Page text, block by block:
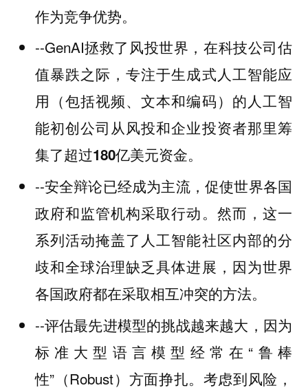
作为竞争优势。
--GenAI拯救了风投世界，在科技公司估
值暴跌之际，专注于生成式人工智能应
用（包括视频、文本和编码）的人工智
能初创公司从风投和企业投资者那里筹
集了超过180亿美元资金。
--安全辩论已经成为主流，促使世界各国
政府和监管机构采取行动。然而，这一
系列活动掩盖了人工智能社区内部的分
歧和全球治理缺乏具体进展，因为世界
各国政府都在采取相互冲突的方法。
--评估最先进模型的挑战越来越大，因为
标准大型语言模型经常在“鲁棒
性”（Robust）方面挣扎。考虑到风险，